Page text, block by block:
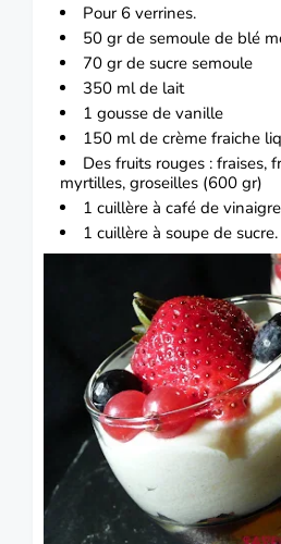
Pour 6 verrines.
50 gr de semoule de blé
70 gr de sucre semoule
350 ml de lait
1 gousse de vanille
150 ml de crème fraiche
Des fruits rouges : fraises,
myrtilles, groseilles (600 gr)
1 cuillère à café de
1 cuillère à soupe de sucre.